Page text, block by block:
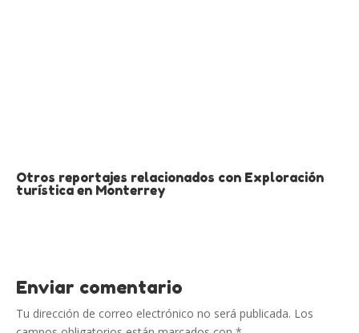
Otros reportajes relacionados con Exploración
turística en Monterrey
Enviar comentario
Tu dirección de correo electrónico no será publicada. Los